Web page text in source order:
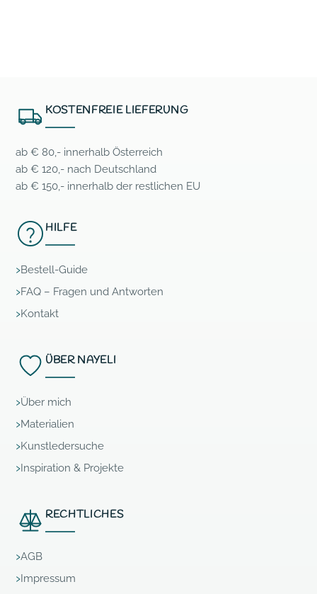
KOSTENFREIE LIEFERUNG
ab € 80,- innerhalb Österreich
ab € 120,- nach Deutschland
ab € 150,- innerhalb der restlichen EU
HILFE
Bestell-Guide
FAQ – Fragen und Antworten
Kontakt
ÜBER NAYELI
Über mich
Materialien
Kunstledersuche
Inspiration & Projekte
RECHTLICHES
AGB
Impressum